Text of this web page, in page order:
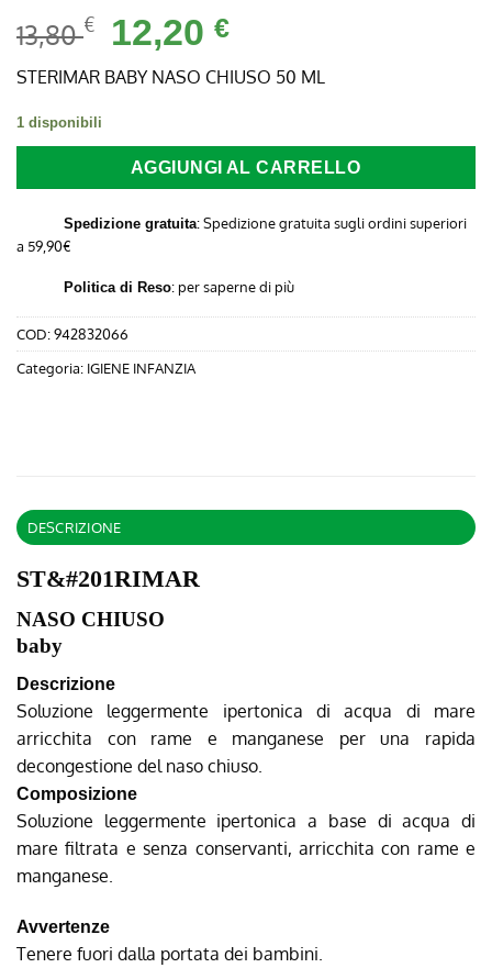
13,80€
Il
prezzo
originale
12,20€Il
attuale
STERIMAR BABY NASO CHIUSO 50 ML
1 disponibili
AGGIUNGI AL CARRELLO
Spedizione gratuita: Spedizione gratuita sugli ordini superiori
a 59,90€
Politica di Reso:per saperne di più
COD:942832066
Categoria: IGIENE INFANZIA
DESCRIZIONE
ST&#201RIMAR
NASO CHIUSO
baby
Descrizione
Soluzione leggermente ipertonica di acqua di mare
arricchita con rame e manganese per una rapida
decongestione del naso chiuso.
Composizione
Soluzione leggermente ipertonica a base di acqua di
mare filtrata e senza conservanti, arricchita con rame e
manganese.
Avvertenze
Tenere fuori dalla portata dei bambini.